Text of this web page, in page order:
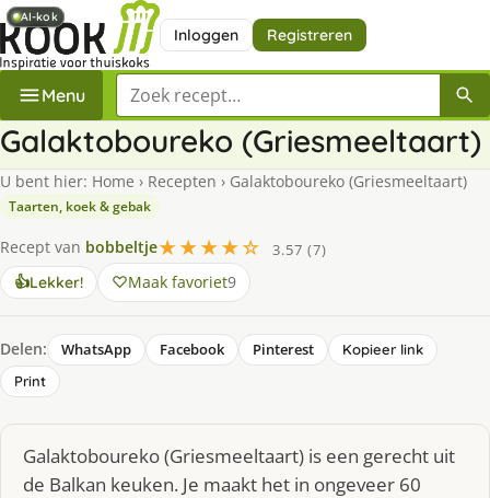
Inloggen Registreren
Menu Zoek een recept
Galaktoboureko (Griesmeeltaart)
U bent hier: Home › Recepten › Galaktoboureko (Griesmeeltaart)
Taarten, koek & gebak
Recept van bobbeltje★★★★☆
3.57 (7)
👍Lekker! Maak favoriet9
Delen: WhatsApp Facebook Pinterest
Kopieer link
Print
Galaktoboureko (Griesmeeltaart) is een gerecht uit
de Balkan keuken. Je maakt het in ongeveer 60
AI-kok
AI-kok